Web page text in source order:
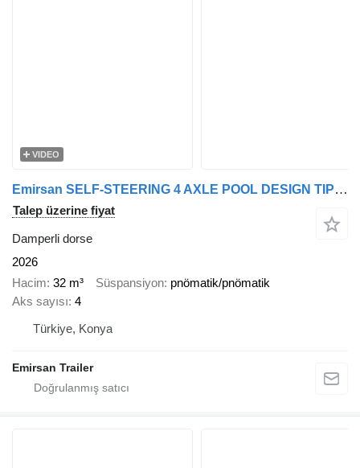
VIDEO
Emirsan SELF-STEERING 4 AXLE POOL DESIGN TIPPER | 2025 EMIRSAN
Talep üzerine fiyat
Damperli dorse
2026
Hacim 32 m³ Süspansiyon pnömatik/pnömatik
Aks sayısı 4
Türkiye, Konya
Emirsan Trailer